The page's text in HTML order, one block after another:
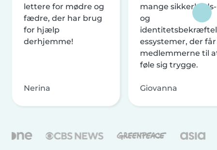
lettere for mødre og
fædre, der har brug
for hjælp
derhjemme!
Nerina
mange sikkerheds-
og
essystemer, der får
medlemmerne til
føle sig trygge.
Giovanna